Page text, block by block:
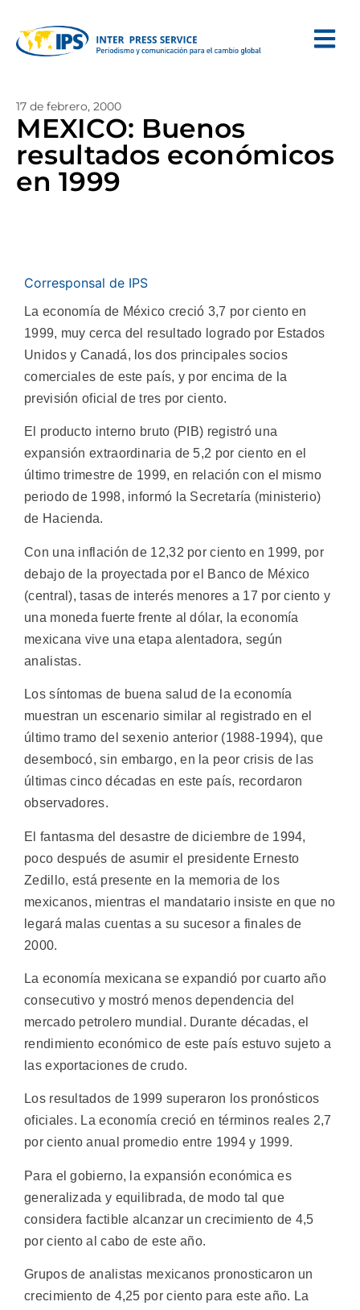
17 de febrero, 2000
MEXICO: Buenos
resultados económicos
en 1999
Corresponsal de IPS
La economía de México creció 3,7 por ciento en
1999, muy cerca del resultado logrado por Estados
Unidos y Canadá, los dos principales socios
comerciales de este país, y por encima de la
previsión oficial de tres por ciento.
El producto interno bruto (PIB) registró una
expansión extraordinaria de 5,2 por ciento en el
último trimestre de 1999, en relación con el mismo
periodo de 1998, informó la Secretaría (ministerio)
de Hacienda.
Con una inflación de 12,32 por ciento en 1999, por
debajo de la proyectada por el Banco de México
(central), tasas de interés menores a 17 por ciento y
una moneda fuerte frente al dólar, la economía
mexicana vive una etapa alentadora, según
analistas.
Los síntomas de buena salud de la economía
muestran un escenario similar al registrado en el
último tramo del sexenio anterior (1988-1994), que
desembocó, sin embargo, en la peor crisis de las
últimas cinco décadas en este país, recordaron
observadores.
El fantasma del desastre de diciembre de 1994,
poco después de asumir el presidente Ernesto
Zedillo, está presente en la memoria de los
mexicanos, mientras el mandatario insiste en que no
legará malas cuentas a su sucesor a finales de
2000.
La economía mexicana se expandió por cuarto año
consecutivo y mostró menos dependencia del
mercado petrolero mundial. Durante décadas, el
rendimiento económico de este país estuvo sujeto a
las exportaciones de crudo.
Los resultados de 1999 superaron los pronósticos
oficiales. La economía creció en términos reales 2,7
por ciento anual promedio entre 1994 y 1999.
Para el gobierno, la expansión económica es
generalizada y equilibrada, de modo tal que
considera factible alcanzar un crecimiento de 4,5
por ciento al cabo de este año.
Grupos de analistas mexicanos pronosticaron un
crecimiento de 4,25 por ciento para este año. La